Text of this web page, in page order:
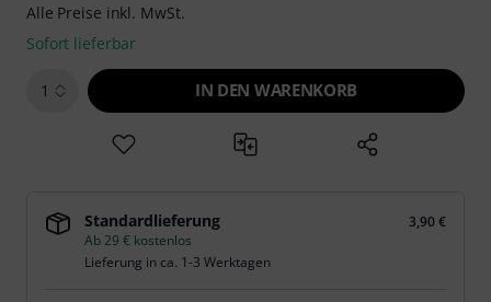
Alle Preise inkl. MwSt.
Sofort lieferbar
1 IN DEN WARENKORB
Standardlieferung
3,90 €
Ab 29 € kostenlos
Lieferung in ca. 1-3 Werktagen